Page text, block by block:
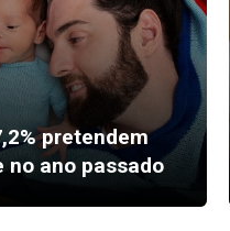
pretendem
no ano passado